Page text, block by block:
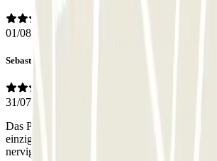
01/08/2026
Sebastian
31/07/2026
Das Parkhaus ist an sich in Ordnung, nur leider
einziges Mal die Nummernschild-Erkennung
nervig, jedesmal anzurufen!